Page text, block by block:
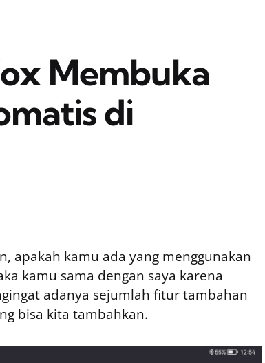
Membuka
di
apakah kamu ada yang menggunakan
kamu sama dengan saya karena
adanya sejumlah fitur tambahan
bisa kita tambahkan.